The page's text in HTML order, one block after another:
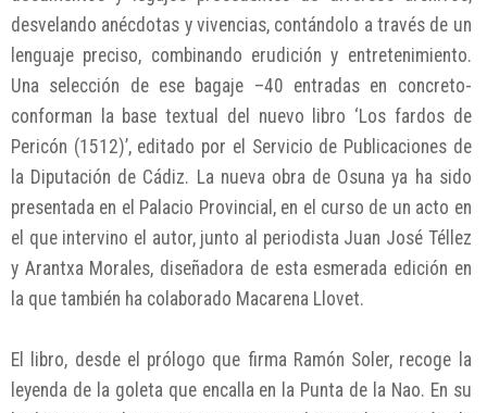
desvelando anécdotas y vivencias, contándolo a través de un
lenguaje preciso, combinando erudición y entretenimiento.
Una selección de ese bagaje –40 entradas en concreto-
conforman la base textual del nuevo libro ‘Los fardos de
Pericón (1512)’, editado por el Servicio de Publicaciones de
la Diputación de Cádiz. La nueva obra de Osuna ya ha sido
presentada en el Palacio Provincial, en el curso de un acto en
el que intervino el autor, junto al periodista Juan José Téllez
y Arantxa Morales, diseñadora de esta esmerada edición en
la que también ha colaborado Macarena Llovet.
El libro, desde el prólogo que firma Ramón Soler, recoge la
leyenda de la goleta que encalla en la Punta de la Nao. En su